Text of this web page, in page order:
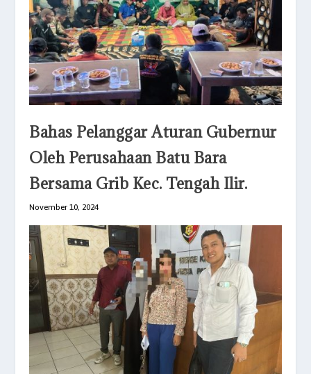
Bahas Pelanggar Aturan Gubernur
Oleh Perusahaan Batu Bara
Bersama Grib Kec. Tengah Ilir.
November 10, 2024